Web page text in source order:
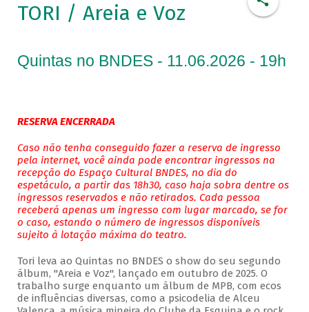
TORI / Areia e Voz
Quintas no BNDES - 11.06.2026 - 19h
RESERVA ENCERRADA
Caso não tenha conseguido fazer a reserva de ingresso
pela internet, você ainda pode encontrar ingressos na
recepção do Espaço Cultural BNDES, no dia do
espetáculo, a partir das 18h30, caso haja sobra dentre os
ingressos reservados e não retirados. Cada pessoa
receberá apenas um ingresso com lugar marcado, se for
o caso, estando o número de ingressos disponíveis
sujeito à lotação máxima do teatro.
Tori leva ao Quintas no BNDES o show do seu segundo
álbum, "Areia e Voz", lançado em outubro de 2025. O
trabalho surge enquanto um álbum de MPB, com ecos
de influências diversas, como a psicodelia de Alceu